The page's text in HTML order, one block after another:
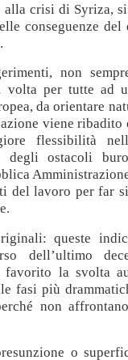
alla crisi di Syriza,
conseguenze
non
per tutte ad
da orientare
viene ribadito
flessibilità
degli ostacoli
del lavoro per far
queste
dell’ultimo
favorito la svolta
fasi più
non
o